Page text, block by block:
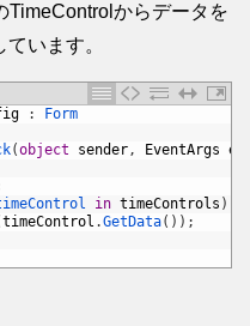
TimeControlからデータを
います。
:
Form
(object sender, EventArgs e
in timeControls )
timeControl .GetData( ) ) ;